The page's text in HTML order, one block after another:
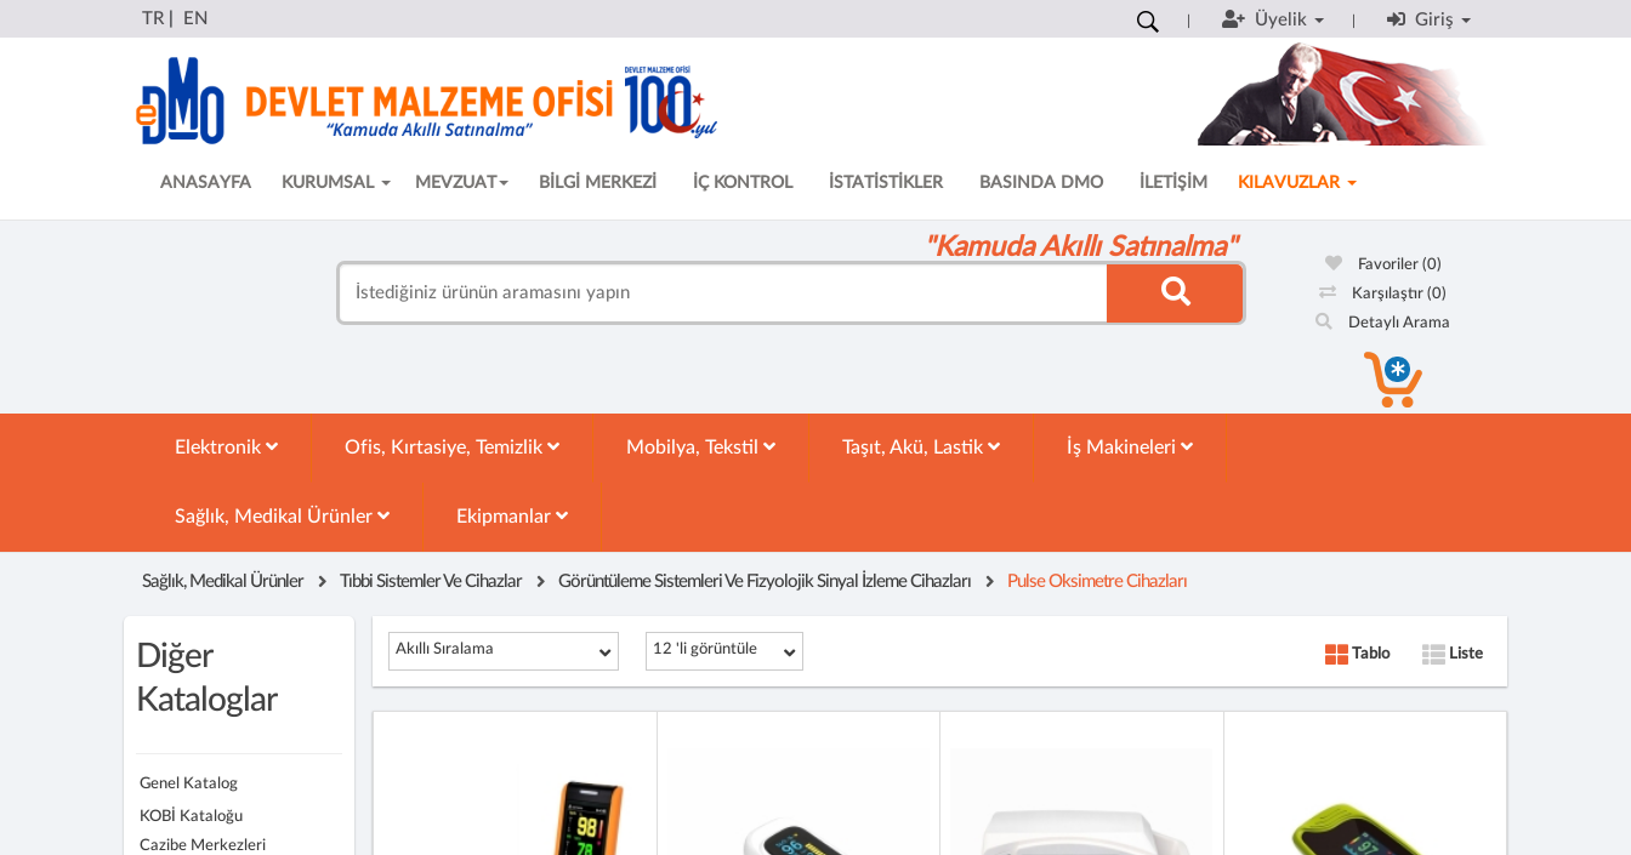
TR EN Üyelik Giriş
ANASAYFA KURUMSAL MEVZUAT BİLGİ MERKEZİ İÇ KONTROL İSTATİSTİKLER BASINDA DMO İLETİŞİM KILAVUZLAR
"Kamuda Akıllı Satınalma"
Favoriler (0)
Karşılaştır (0)
Detaylı Arama
Elektronik Ofis, Kırtasiye, Temizlik Mobilya, Tekstil Taşıt, Akü, Lastik İş Makineleri
Sağlık, Medikal Ürünler Ekipmanlar
Sağlık, Medikal Ürünler Tıbbi Sistemler Ve Cihazlar Görüntüleme Sistemleri Ve Fizyolojik Sinyal İzleme Cihazları Pulse Oksimetre Cihazları
Diğer
Kataloglar
Genel Katalog
KOBİ Kataloğu
Cazibe Merkezleri
Akıllı Sıralama 12 'li görüntüle Tablo Liste